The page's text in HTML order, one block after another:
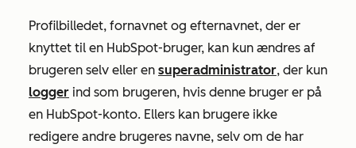
Profilbilledet, fornavnet og efternavnet, der er
knyttet til en HubSpot-bruger, kan kun ændres af
brugeren selv eller en superadministrator, der kun
logger ind som brugeren, hvis denne bruger er på
en HubSpot-konto. Ellers kan brugere ikke
redigere andre brugeres navne, selv om de har